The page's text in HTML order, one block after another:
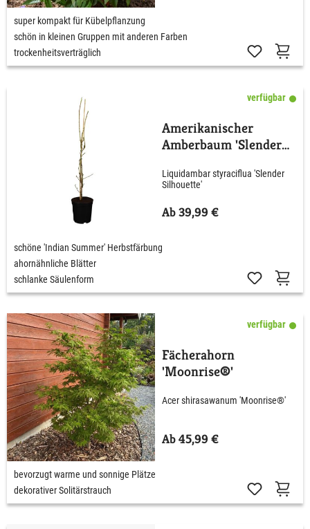
super kompakt für Kübelpflanzung
schön in kleinen Gruppen mit anderen Farben
trockenheitsverträglich
verfügbar
Amerikanischer
Amberbaum 'Slender
Liquidambar styraciflua 'Slender
Silhouette'
Ab 39,99 €
schöne 'Indian Summer' Herbstfärbung
ahornähnliche Blätter
schlanke Säulenform
verfügbar
Fächerahorn
'Moonrise®'
Acer shirasawanum 'Moonrise®'
Ab 45,99 €
bevorzugt warme und sonnige Plätze
dekorativer Solitärstrauch